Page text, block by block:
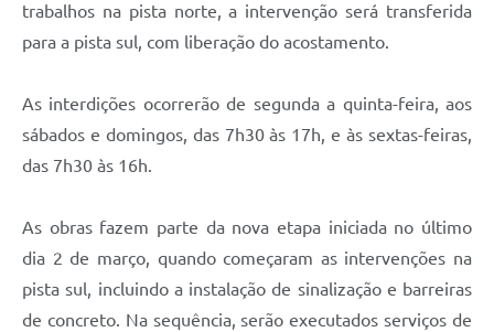
trabalhos na pista norte, a intervenção será transferida
para a pista sul, com liberação do acostamento.
As interdições ocorrerão de segunda a quinta-feira, aos
sábados e domingos, das 7h30 às 17h, e às sextas-feiras,
das 7h30 às 16h.
As obras fazem parte da nova etapa iniciada no último
dia 2 de março, quando começaram as intervenções na
pista sul, incluindo a instalação de sinalização e barreiras
de concreto. Na sequência, serão executados serviços de